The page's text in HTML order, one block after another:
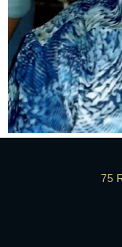
75